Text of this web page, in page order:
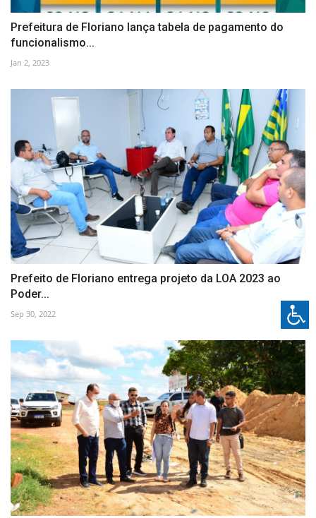
Prefeitura de Floriano lança tabela de pagamento do
funcionalismo...
Jan 2, 2023
Prefeito de Floriano entrega projeto da LOA 2023 ao
Poder...
Sep 30, 2022